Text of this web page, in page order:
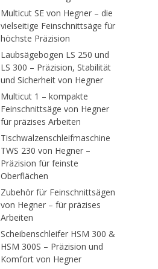
Multicut SE von Hegner – die
vielseitige Feinschnittsäge für
höchste Präzision
Laubsägebogen LS 250 und
LS 300 – Präzision, Stabilität
und Sicherheit von Hegner
Multicut 1 – kompakte
Feinschnittsäge von Hegner
für präzises Arbeiten
Tischwalzenschleifmaschine
TWS 230 von Hegner –
Präzision für feinste
Oberflächen
Zubehör für Feinschnittsägen
von Hegner – für präzises
Arbeiten
Scheibenschleifer HSM 300 &
HSM 300S – Präzision und
Komfort von Hegner